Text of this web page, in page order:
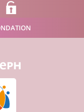
Joseph - Marseille
lieu de santé sans tabac